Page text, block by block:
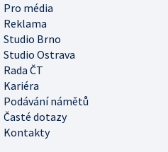
Pro média
Reklama
Studio Brno
Studio Ostrava
Rada ČT
Kariéra
Podávání námětů
Časté dotazy
Kontakty